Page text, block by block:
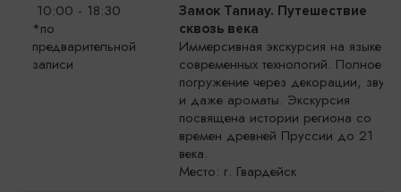
10:00 - 18:30
*по
предварительной
записи
Замок Тапиау. Путешествие
сквозь века
Иммерсивная экскурсия на языке
современных технологий. Полное
погружение через декорации, звуки
и даже ароматы. Экскурсия
посвящена истории региона со
времен древней Пруссии до 21
века.
Место: г. Гвардейск